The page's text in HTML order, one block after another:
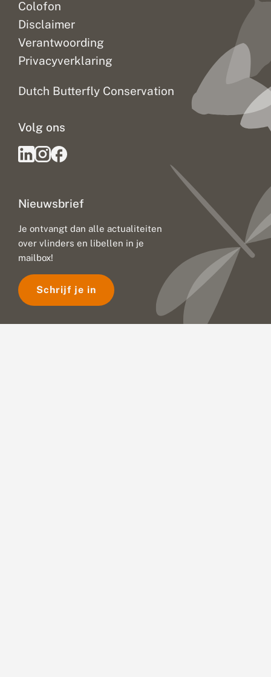
n
c
t
i
o
n
e
s
e
n
Colofon
Disclaimer
Verantwoording
Privacyverklaring
Dutch Butterfly Conservation
Nieuwsbrief
Je ontvangt dan alle actualiteiten
over vlinders en libellen in je
mailbox!
Schrijf je in
Volg ons